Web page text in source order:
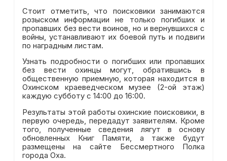
Стоит отметить, что поисковики занимаются
розыском информации не только погибших и
пропавших без вести воинов, но и вернувшихся с
войны, устанавливают их боевой путь и подвиги
по наградным листам.
Узнать подробности о погибших или пропавших
без вести охинцы могут, обратившись в
общественную приемную, которая находится в
Охинском краеведческом музее (2-ой этаж)
каждую субботу с 14:00 до 16:00.
Результаты этой работы охинские поисковики, в
первую очередь, передадут заявителям. Кроме
того, полученные сведения лягут в основу
обновленных Книг Памяти, а также будут
размещены на сайте Бессмертного Полка
города Оха.